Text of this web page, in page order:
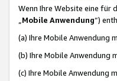
Wenn Ihre Website eine
„Mobile Anwendung“)
(a) Ihre Mobile Anwendung
(b) Ihre Mobile Anwendung
(c) Ihre Mobile Anwendung